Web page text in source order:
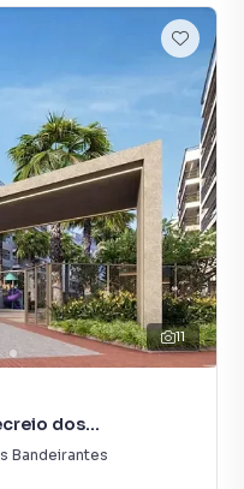
11
dos
Bandeirantes